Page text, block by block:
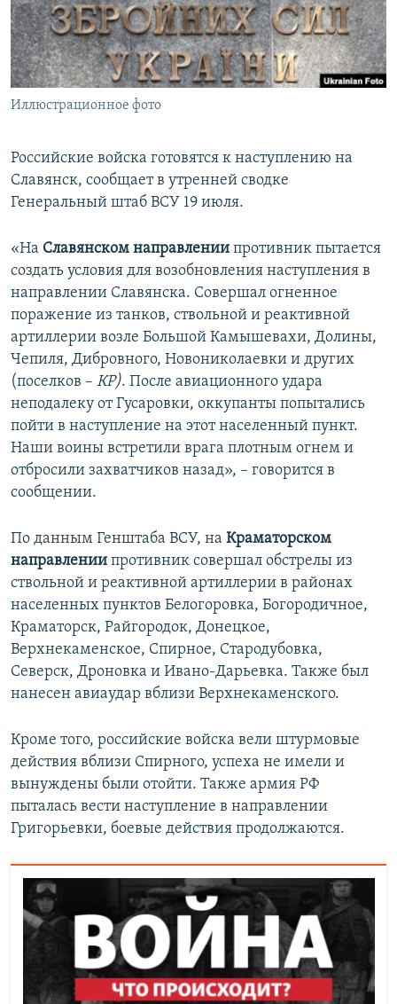
ПОБЕДИТЕЛЕЙ НЕ СУДЯТ?
КРЫМ.НЕПОКОРЕННЫЙ
ELIFBE
УКРАИНСКАЯ ПРОБЛЕМА КРЫМА
ПРИСОЕДИНЯЙТЕСЬ!
Иллюстрационное фото
Российские войска готовятся к наступлению на
Славянск, сообщает в утренней сводке
Генеральный штаб ВСУ 19 июля.
«На Славянском направлении противник пытается
создать условия для возобновления наступления в
направлении Славянска. Совершал огненное
поражение из танков, ствольной и реактивной
артиллерии возле Большой Камышевахи, Долины,
Чепиля, Дибровного, Новониколаевки и других
(поселков – КР). После авиационного удара
неподалеку от Гусаровки, оккупанты попытались
пойти в наступление на этот населенный пункт.
Наши воины встретили врага плотным огнем и
отбросили захватчиков назад», – говорится в
сообщении.
По данным Генштаба ВСУ, на Краматорском
направлении противник совершал обстрелы из
ствольной и реактивной артиллерии в районах
населенных пунктов Белогоровка, Богородичное,
Краматорск, Райгородок, Донецкое,
Верхнекаменское, Спирное, Стародубовка,
Северск, Дроновка и Ивано-Дарьевка. Также был
нанесен авиаудар вблизи Верхнекаменского.
Кроме того, российские войска вели штурмовые
действия вблизи Спирного, успеха не имели и
вынуждены были отойти. Также армия РФ
пыталась вести наступление в направлении
Григорьевки, боевые действия продолжаются.